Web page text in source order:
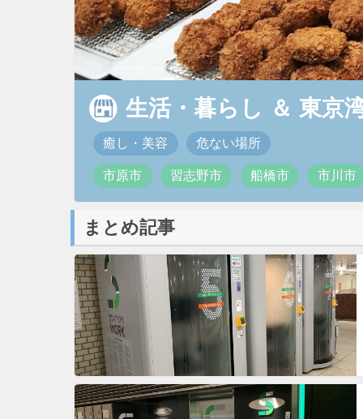
生活・暮らし ＆ 東京
癒し・美容 危ない場所
市原市 習志野市 船橋市 市川市
まとめ記事